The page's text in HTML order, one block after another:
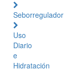
Seborregulador
Uso
Diario
e
Hidratación